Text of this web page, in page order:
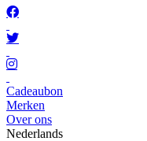
Cadeaubon
Merken
Over ons
Nederlands